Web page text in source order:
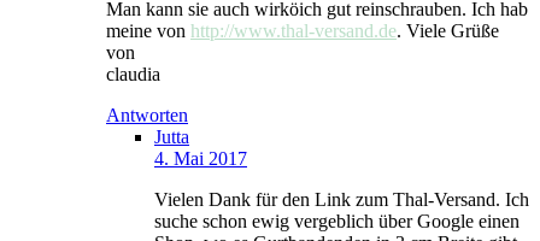
Man kann sie auch wirköich gut reinschrauben. Ich hab
meine von http://www.thal-versand.de. Viele Grüße
von
claudia
Antworten
Jutta
4. Mai 2017
Vielen Dank für den Link zum Thal-Versand. Ich
suche schon ewig vergeblich über Google einen